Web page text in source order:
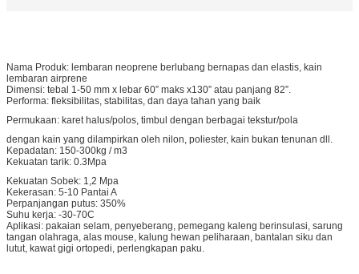
Nama Produk: lembaran neoprene berlubang bernapas dan elastis, kain
lembaran airprene
Dimensi: tebal 1-50 mm x lebar 60” maks x130” atau panjang 82”.
Performa: fleksibilitas, stabilitas, dan daya tahan yang baik
Permukaan: karet halus/polos, timbul dengan berbagai tekstur/pola
dengan kain yang dilampirkan oleh nilon, poliester, kain bukan tenunan dll.
Kepadatan: 150-300kg / m3
Kekuatan tarik: 0.3Mpa
Kekuatan Sobek: 1,2 Mpa
Kekerasan: 5-10 Pantai A
Perpanjangan putus: 350%
Suhu kerja: -30-70C
Aplikasi: pakaian selam, penyeberang, pemegang kaleng berinsulasi, sarung
tangan olahraga, alas mouse, kalung hewan peliharaan, bantalan siku dan
lutut, kawat gigi ortopedi, perlengkapan paku.